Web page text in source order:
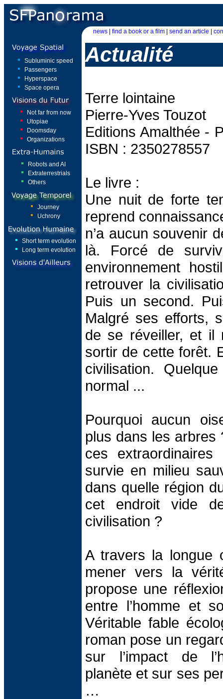
news find a book or a film send an article
Subluminic speed
Passengers
Hyperspace
Space opera
Not far from now
Utopiae
Doomsday
Organizations
Robots and AI
Extraterrestrials
Others
Journey
Uchrony
Short term evolution
Long term evolution
Actualité
Terre lointaine
Pierre-Yves Touzot
Editions Amalthée -
ISBN : 2350278557
Le livre :
Une nuit de forte
reprend
n’a aucun souvenir
là. Forcé de
environnement
retrouver la
Puis un second.
Malgré ses efforts,
de se réveiller, et il
sortir de cette forêt.
civilisation.
normal ...
Pourquoi aucun
plus dans les arbres
ces
survie en milieu
dans quelle région
cet endroit vide
civilisation ?
A travers la longue
mener vers la
propose une
entre l’homme et
Véritable fable
roman pose un
sur l’impact de
planète et sur ses
…